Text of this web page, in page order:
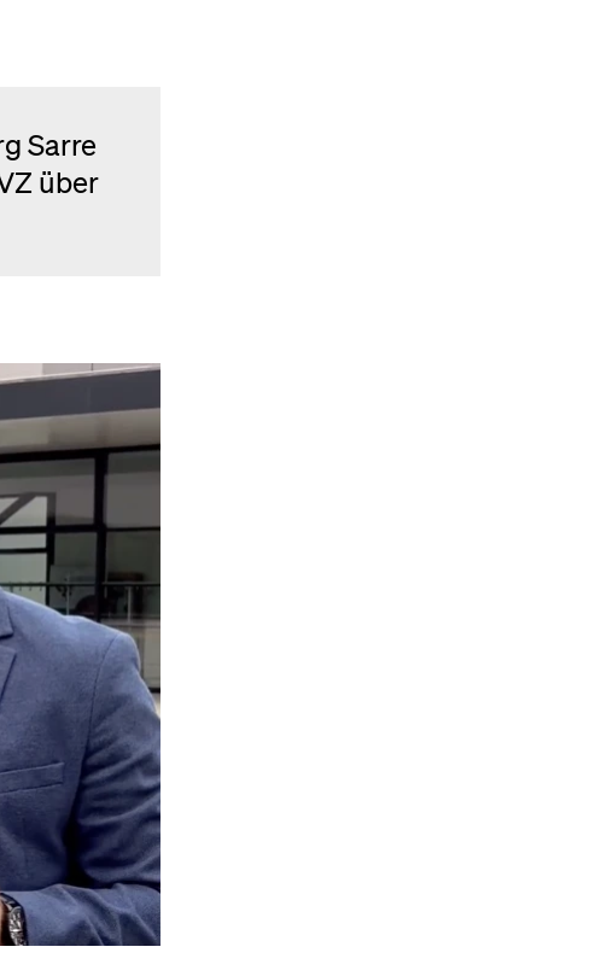
Sarre
über